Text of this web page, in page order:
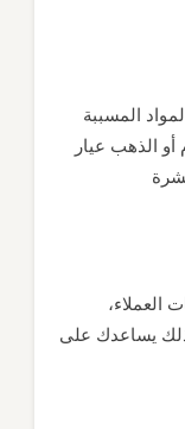
المسببة
الذهب عيار
العملاء،
يساعدك على